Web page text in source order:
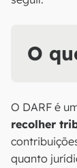
O
O DARF é
recolher
quanto